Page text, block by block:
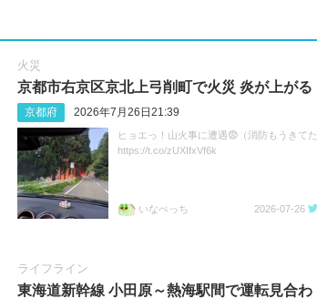
火災
京都市右京区京北上弓削町で火災 炎が上がる
京都府 2026年7月26日21:39
ヒョエっ！山火事に遭遇😨（消防もうきてた
https://t.co/zUXIfxVf6k
いなぺっち 2026-07-26
ライフライン
東海道新幹線 小田原～熱海駅間で運転見合わ